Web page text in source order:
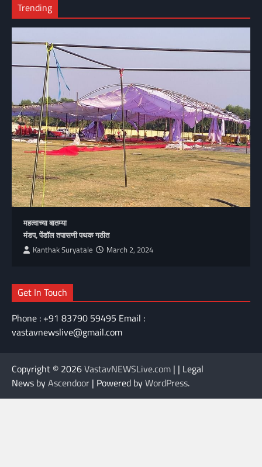
Trending
महत्वाच्या बातम्या
मंडप, पेंडॉल तपासणी पथक गठीत
Kanthak Suryatale March 2, 2024
Get In Touch
Phone : +91 83790 59495 Email :
vastavnewslive@gmail.com
Copyright © 2026VastavNEWSLive.com | | Legal
News byAscendoor | Powered byWordPress.